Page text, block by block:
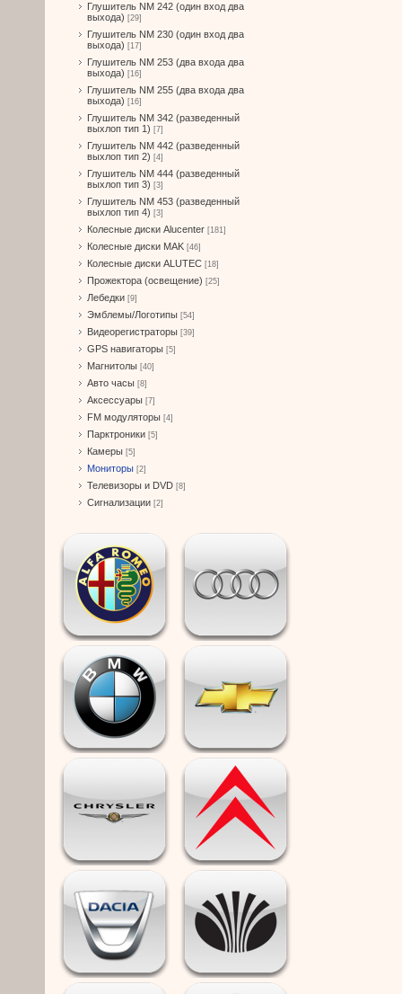
Глушитель NM 242 (один вход два
выхода) [29]
Глушитель NM 230 (один вход два
выхода) [17]
Глушитель NM 253 (два входа два
выхода) [16]
Глушитель NM 255 (два входа два
выхода) [16]
Глушитель NM 342 (разведенный
выхлоп тип 1) [7]
Глушитель NM 442 (разведенный
выхлоп тип 2) [4]
Глушитель NM 444 (разведенный
выхлоп тип 3) [3]
Глушитель NM 453 (разведенный
выхлоп тип 4) [3]
Колесные диски Alucenter [181]
Колесные диски MAK [46]
Колесные диски ALUTEC [18]
Прожектора (освещение) [25]
Лебедки [9]
Эмблемы/Логотипы [54]
Видеорегистраторы [39]
GPS навигаторы [5]
Магнитолы [40]
Авто часы [8]
Аксессуары [7]
FM модуляторы [4]
Парктроники [5]
Камеры [5]
Мониторы [2]
Телевизоры и DVD [8]
Сигнализации [2]